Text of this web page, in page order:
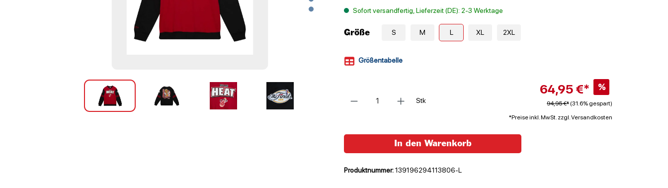
Sofort versandfertig, Lieferzeit (DE): 2-3 Werktage
Größe S M L XL 2XL
Größentabelle
Stk
64,95 €* %
94,95 €* (31.6% gespart)
*Preise inkl. MwSt. zzgl. Versandkosten
In den Warenkorb
Produktnummer:139196294113806-L